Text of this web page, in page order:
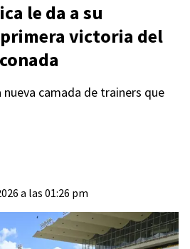
le da a su
victoria del
nueva camada de trainers que
a las 01:26 pm